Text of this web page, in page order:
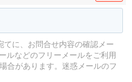
に、お問合せ内容の確認メー
ルなどのフリーメールをご利用
合があります。 迷惑メールのフ